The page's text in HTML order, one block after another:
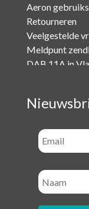
Aeron
Retourneren
Veelgestelde
Meldpunt
DAB 11A in